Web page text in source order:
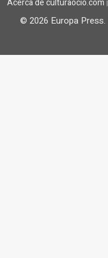
Acerca de culturaocio.com |
© 2026 Europa Press.